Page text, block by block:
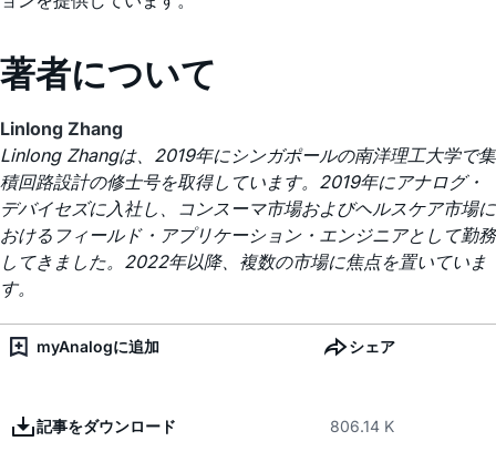
著者について
Linlong Zhang
Linlong Zhangは、2019年にシンガポールの南洋理工大学で集
積回路設計の修士号を取得しています。2019年にアナログ・
デバイセズに入社し、コンスーマ市場およびヘルスケア市場に
おけるフィールド・アプリケーション・エンジニアとして勤務
してきました。2022年以降、複数の市場に焦点を置いていま
す。
myAnalogに追加 シェア
記事をダウンロード 806.14 K